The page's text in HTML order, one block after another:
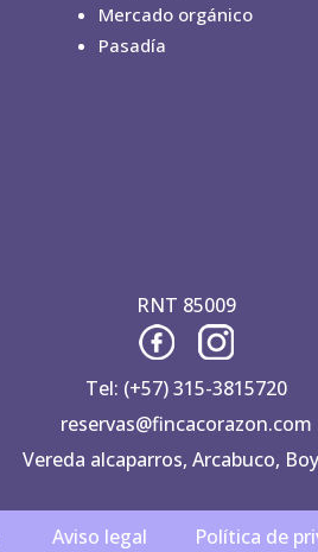
Mercado orgánico
Pasadía
RNT 85009
Tel: (+57) 315-3815720
reservas@fincacorazon.com
Vereda alcaparros, Arcabuco,
Aviso legal Política de